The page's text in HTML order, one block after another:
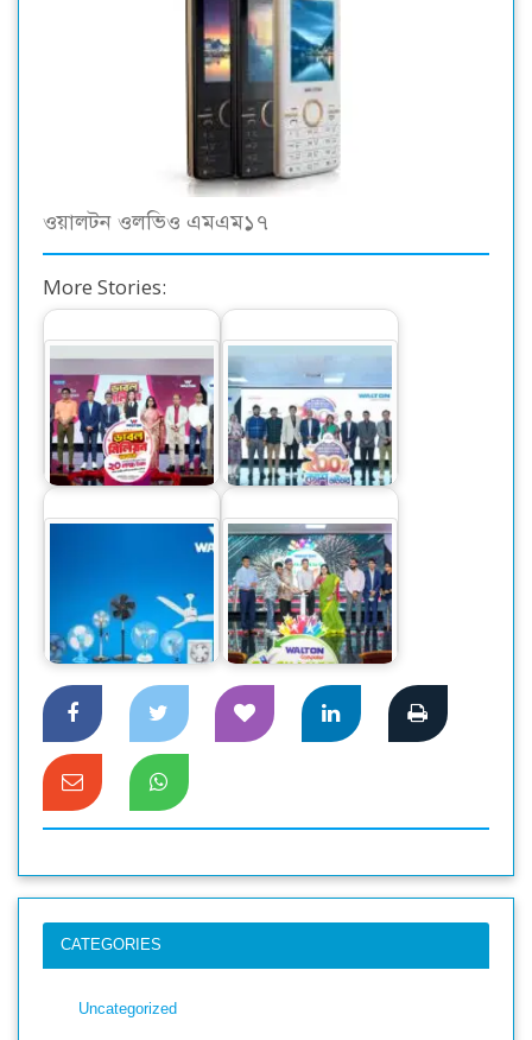
ওয়ালটন ওলভিও এমএম১৭
More Stories:
ওয়ালটন পণ্য কিনে ২০
লাখ টাকা পাওয়ার
সুযোগ
ওয়ালটন ফ্রিজ কিনে
কোটি কোটি টাকার
ক্যাশব্যাকের সুযোগ
চলতি মাসে ভারতে ৫০
লাখ টাকার ফ্যান রপ্তানি
করেছে ওয়ালটন
সচল-অচল আইটি
পণ্যের বদলে ওয়ালটনের
নতুন পণ্য ক্রয়ে…
CATEGORIES
Uncategorized